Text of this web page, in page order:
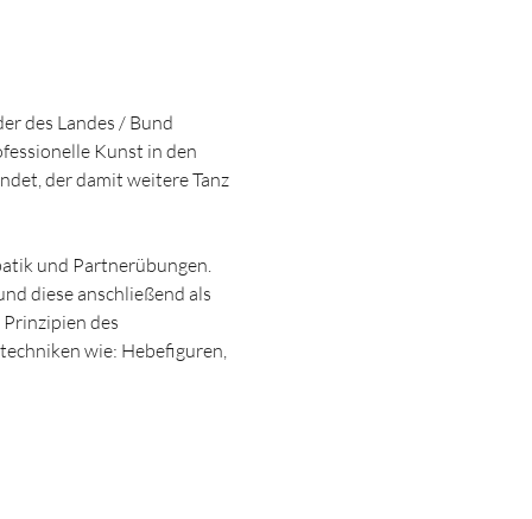
des Landes / Bund
Kunst in den
der damit weitere Tanz
und Partnerübungen.
diese anschließend als
des
wie: Hebefiguren,